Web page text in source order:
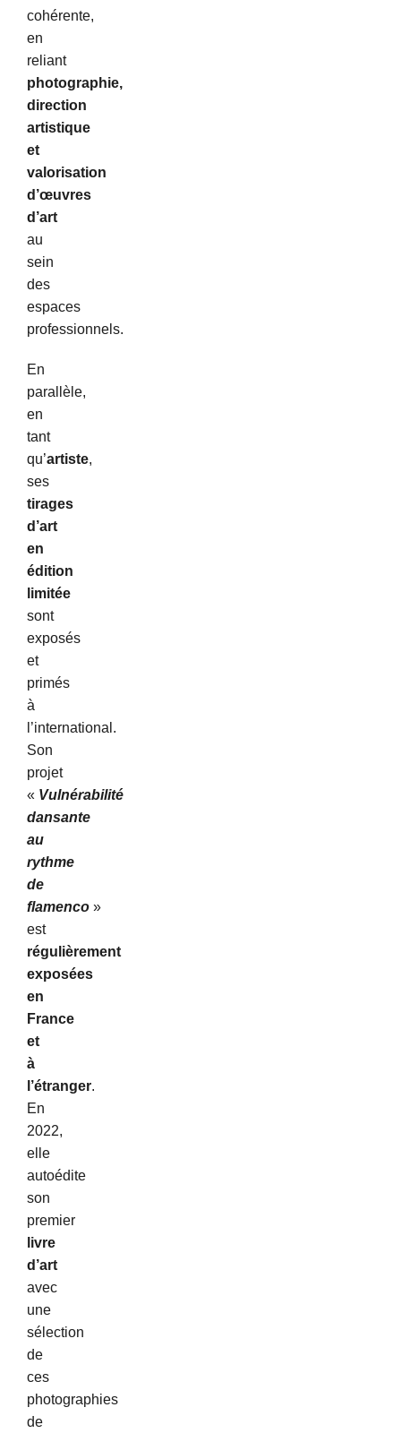
cohérente,
en
reliant
photographie,
direction
artistique
et
valorisation
d’œuvres
d’art
au
sein
des
espaces
professionnels.
En
parallèle,
en
tant
qu’artiste,
ses
tirages
d’art
en
édition
limitée
sont
exposés
et
primés
à
l’international.
Son
projet
« Vulnérabilité
dansante
au
rythme
de
flamenco »
est
régulièrement
exposées
en
France
et
à
l’étranger.
En
2022,
elle
autoédite
son
premier
livre
d’art
avec
une
sélection
de
ces
photographies
de